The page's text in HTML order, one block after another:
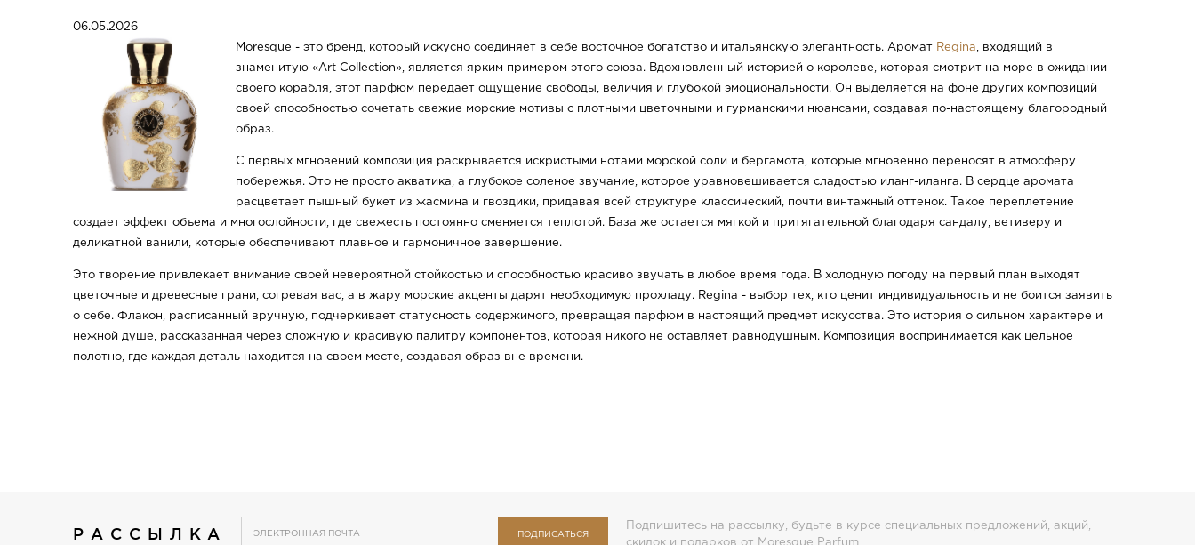
06.05.2026
Moresque - это бренд, который искусно соединяет в себе восточное богатство и итальянскую элегантность. Аромат Regina , входящий в
знаменитую «Art Collection», является ярким примером этого союза. Вдохновленный историей о королеве, которая смотрит на море в ожидании
своего корабля, этот парфюм передает ощущение свободы, величия и глубокой эмоциональности. Он выделяется на фоне других композиций
своей способностью сочетать свежие морские мотивы с плотными цветочными и гурманскими нюансами, создавая по-настоящему благородный
образ.
С первых мгновений композиция раскрывается искристыми нотами морской соли и бергамота, которые мгновенно переносят в атмосферу
побережья. Это не просто акватика, а глубокое соленое звучание, которое уравновешивается сладостью иланг-иланга. В сердце аромата
расцветает пышный букет из жасмина и гвоздики, придавая всей структуре классический, почти винтажный оттенок. Такое переплетение
создает эффект объема и многослойности, где свежесть постоянно сменяется теплотой. База же остается мягкой и притягательной благодаря сандалу, ветиверу и
деликатной ванили, которые обеспечивают плавное и гармоничное завершение.
Это творение привлекает внимание своей невероятной стойкостью и способностью красиво звучать в любое время года. В холодную погоду на первый план выходят
цветочные и древесные грани, согревая вас, а в жару морские акценты дарят необходимую прохладу. Regina - выбор тех, кто ценит индивидуальность и не боится заявить
о себе. Флакон, расписанный вручную, подчеркивает статусность содержимого, превращая парфюм в настоящий предмет искусства. Это история о сильном характере и
нежной душе, рассказанная через сложную и красивую палитру компонентов, которая никого не оставляет равнодушным. Композиция воспринимается как цельное
полотно, где каждая деталь находится на своем месте, создавая образ вне времени.
РАССЫЛКА ПОДПИСАТЬСЯ
Подпишитесь на рассылку, будьте в курсе специальных предложений, акций,
скидок и подарков от Moresque Parfum